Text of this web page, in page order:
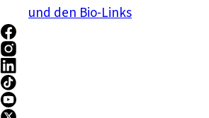
und den Bio-Links